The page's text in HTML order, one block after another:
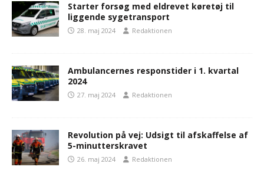
Starter forsøg med eldrevet køretøj til
liggende sygetransport
28. maj 2024 Redaktionen
Ambulancernes responstider i 1. kvartal
2024
27. maj 2024 Redaktionen
Revolution på vej: Udsigt til afskaffelse af
5-minutterskravet
26. maj 2024 Redaktionen